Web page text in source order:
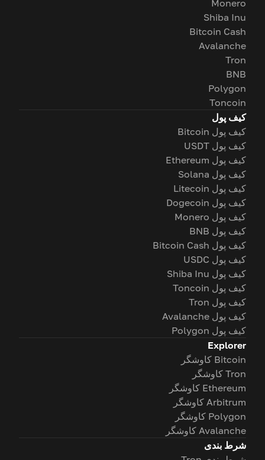
Monero
Shiba Inu
Bitcoin Cash
Avalanche
Tron
BNB
Polygon
Toncoin
کیف پول
کیف پول Bitcoin
کیف پول USDT
کیف پول Ethereum
کیف پول Solana
کیف پول Litecoin
کیف پول Dogecoin
کیف پول Monero
کیف پول BNB
کیف پول Bitcoin Cash
کیف پول USDC
کیف پول Shiba Inu
کیف پول Toncoin
کیف پول Tron
کیف پول Avalanche
کیف پول Polygon
Explorer
Bitcoin کاوشگر
Tron کاوشگر
Ethereum کاوشگر
Arbitrum کاوشگر
Polygon کاوشگر
Avalanche کاوشگر
شرط بندی